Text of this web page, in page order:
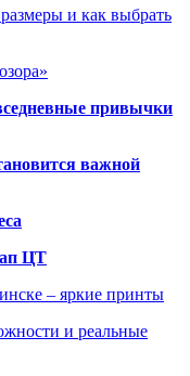
и как выбрать
привычки
важной
ЦТ
– яркие принты
и реальные